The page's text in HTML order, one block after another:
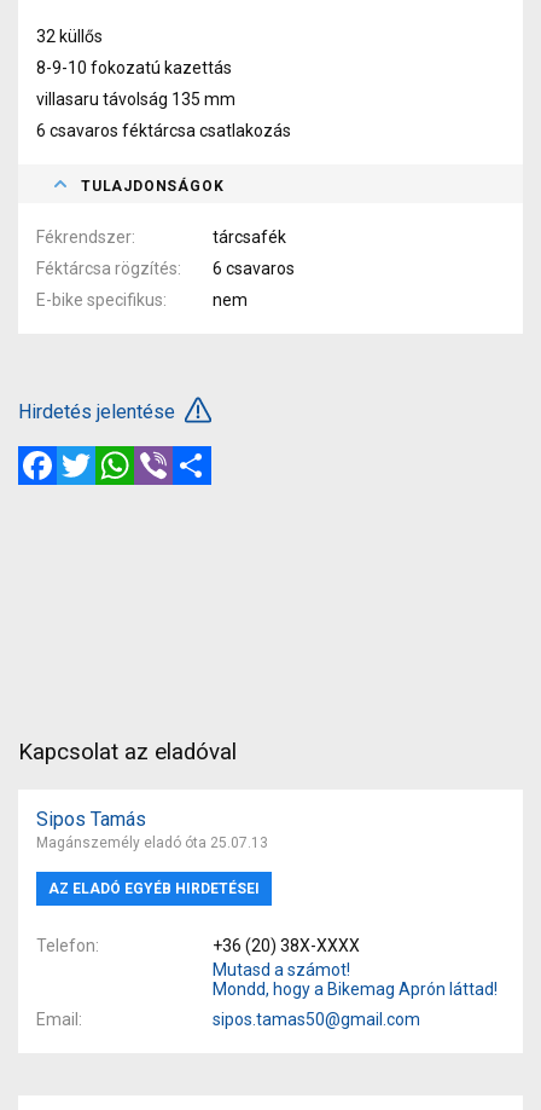
32 küllős
8-9-10 fokozatú kazettás
villasaru távolság 135 mm
6 csavaros féktárcsa csatlakozás
TULAJDONSÁGOK
Fékrendszer
tárcsafék
Féktárcsa rögzítés
6 csavaros
E-bike specifikus
nem
Hirdetés jelentése
FacebookTwitterWhatsApp
Viber
Kapcsolat az eladóval
Sipos Tamás
Magánszemély eladó óta 25.07.13
AZ ELADÓ EGYÉB HIRDETÉSEI
Telefon
+36 (20) 38X-XXXX
Mutasd a számot!
Mondd, hogy a Bikemag Aprón láttad!
Email
sipos.tamas50@gmail.com